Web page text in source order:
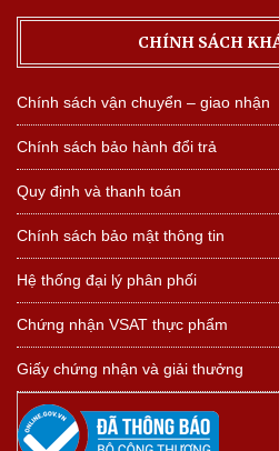
CHÍNH SÁCH
Chính sách vận chuyển – giao nhận
Chính sách bảo hành đổi trả
Quy định và thanh toán
Chính sách bảo mật thông tin
Hệ thống đại lý phân phối
Chứng nhận VSAT thực phẩm
Giấy chứng nhận và giải thưởng